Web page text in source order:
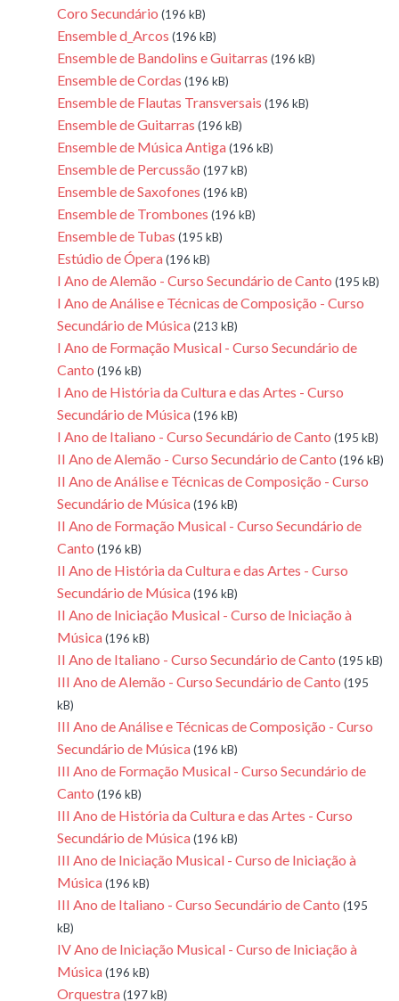
Coro Secundário (196 kB)
Ensemble d_Arcos (196 kB)
Ensemble de Bandolins e Guitarras (196 kB)
Ensemble de Cordas (196 kB)
Ensemble de Flautas Transversais (196 kB)
Ensemble de Guitarras (196 kB)
Ensemble de Música Antiga(196 kB)
Ensemble de Percussão (197 kB)
Ensemble de Saxofones (196 kB)
Ensemble de Trombones (196 kB)
Ensemble de Tubas (195 kB)
Estúdio de Ópera(196 kB)
I Ano de Alemão - Curso Secundário de Canto (195 kB)
I Ano de Análise e Técnicas de Composição - Curso
Secundário de Música(213 kB)
I Ano de Formação Musical - Curso Secundário de
Canto (196 kB)
I Ano de História da Cultura e das Artes - Curso
Secundário de Música(196 kB)
I Ano de Italiano - Curso Secundário de Canto (195 kB)
II Ano de Alemão - Curso Secundário de Canto (196 kB)
II Ano de Análise e Técnicas de Composição - Curso
Secundário de Música(196 kB)
II Ano de Formação Musical - Curso Secundário de
Canto (196 kB)
II Ano de História da Cultura e das Artes - Curso
Secundário de Música(196 kB)
II Ano de Iniciação Musical - Curso de Iniciação à
Música(196 kB)
II Ano de Italiano - Curso Secundário de Canto (195 kB)
III Ano de Alemão - Curso Secundário de Canto (195
kB)
III Ano de Análise e Técnicas de Composição - Curso
Secundário de Música(196 kB)
III Ano de Formação Musical - Curso Secundário de
Canto (196 kB)
III Ano de História da Cultura e das Artes - Curso
Secundário de Música(196 kB)
III Ano de Iniciação Musical - Curso de Iniciação à
Música(196 kB)
III Ano de Italiano - Curso Secundário de Canto (195
kB)
IV Ano de Iniciação Musical - Curso de Iniciação à
Música(196 kB)
Orquestra(197 kB)